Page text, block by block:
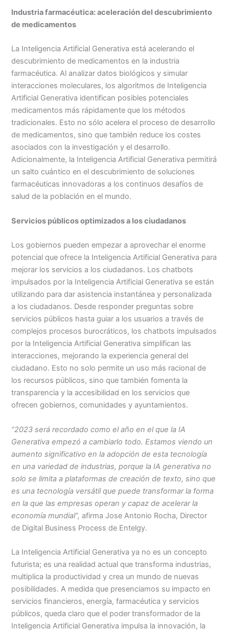
Industria farmacéutica: aceleración del descubrimiento
de medicamentos
La Inteligencia Artificial Generativa está acelerando el
descubrimiento de medicamentos en la industria
farmacéutica. Al analizar datos biológicos y simular
interacciones moleculares, los algoritmos de Inteligencia
Artificial Generativa identifican posibles potenciales
medicamentos más rápidamente que los métodos
tradicionales. Esto no sólo acelera el proceso de desarrollo
de medicamentos, sino que también reduce los costes
asociados con la investigación y el desarrollo.
Adicionalmente, la Inteligencia Artificial Generativa permitirá
un salto cuántico en el descubrimiento de soluciones
farmacéuticas innovadoras a los continuos desafíos de
salud de la población en el mundo.
Servicios públicos optimizados a los ciudadanos
Los gobiernos pueden empezar a aprovechar el enorme
potencial que ofrece la Inteligencia Artificial Generativa para
mejorar los servicios a los ciudadanos. Los chatbots
impulsados por la Inteligencia Artificial Generativa se están
utilizando para dar asistencia instantánea y personalizada
a los ciudadanos. Desde responder preguntas sobre
servicios públicos hasta guiar a los usuarios a través de
complejos procesos burocráticos, los chatbots impulsados
por la Inteligencia Artificial Generativa simplifican las
interacciones, mejorando la experiencia general del
ciudadano. Esto no solo permite un uso más racional de
los recursos públicos, sino que también fomenta la
transparencia y la accesibilidad en los servicios que
ofrecen gobiernos, comunidades y ayuntamientos.
“2023 será recordado como el año en el que la IA
Generativa empezó a cambiarlo todo. Estamos viendo un
aumento significativo en la adopción de esta tecnología
en una variedad de industrias, porque la IA generativa no
solo se limita a plataformas de creación de texto, sino que
es una tecnología versátil que puede transformar la forma
en la que las empresas operan y capaz de acelerar la
economía mundial”,afirma Jose Antonio Rocha, Director
de Digital Business Process de Entelgy.
La Inteligencia Artificial Generativa ya no es un concepto
futurista; es una realidad actual que transforma industrias,
multiplica la productividad y crea un mundo de nuevas
posibilidades. A medida que presenciamos su impacto en
servicios financieros, energía, farmacéutica y servicios
públicos, queda claro que el poder transformador de la
Inteligencia Artificial Generativa impulsa la innovación, la